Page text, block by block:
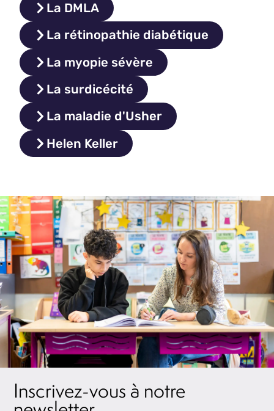
La DMLA
La rétinopathie diabétique
La myopie sévère
La surdicécité
La maladie d'Usher
Helen Keller
Inscrivez-vous à notre